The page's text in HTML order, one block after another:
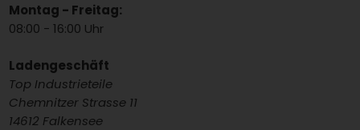
Montag - Freitag:
08:00 - 16:00 Uhr
Ladengeschäft
Top Industrieteile
Chemnitzer Strasse 11
14612 Falkensee